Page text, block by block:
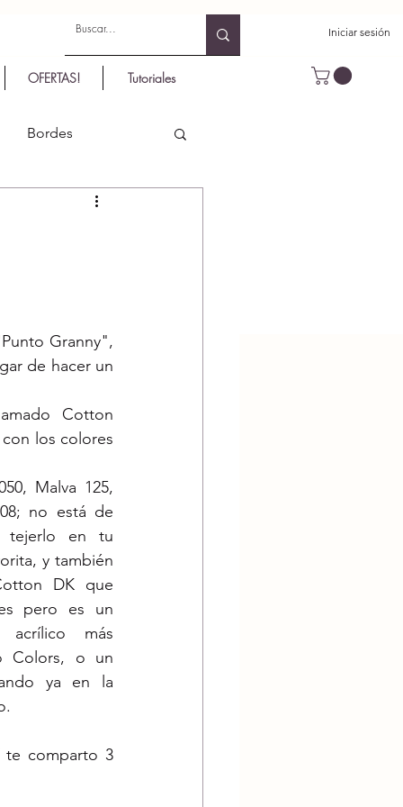
Iniciar sesión
OFERTAS! Tutoriales
Bordes
Granny",
de hacer un
Cotton
los colores
Malva 125,
no está de
tejerlo en tu
y también
DK que
pero es un
más
Colors, o un
ya en la
te comparto 3